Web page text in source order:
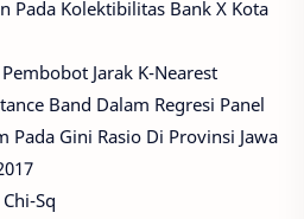
Pada Kolektibilitas Bank X Kota
Jarak K-Nearest
Band Dalam Regresi Panel
Pada Gini Rasio Di Provinsi Jawa
Sq